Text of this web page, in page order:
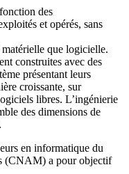
des
et opérés, sans
que logicielle.
construites avec des
présentant leurs
croissante, sur
libres. L’ingénierie
des dimensions de
en informatique du
(CNAM) a pour objectif